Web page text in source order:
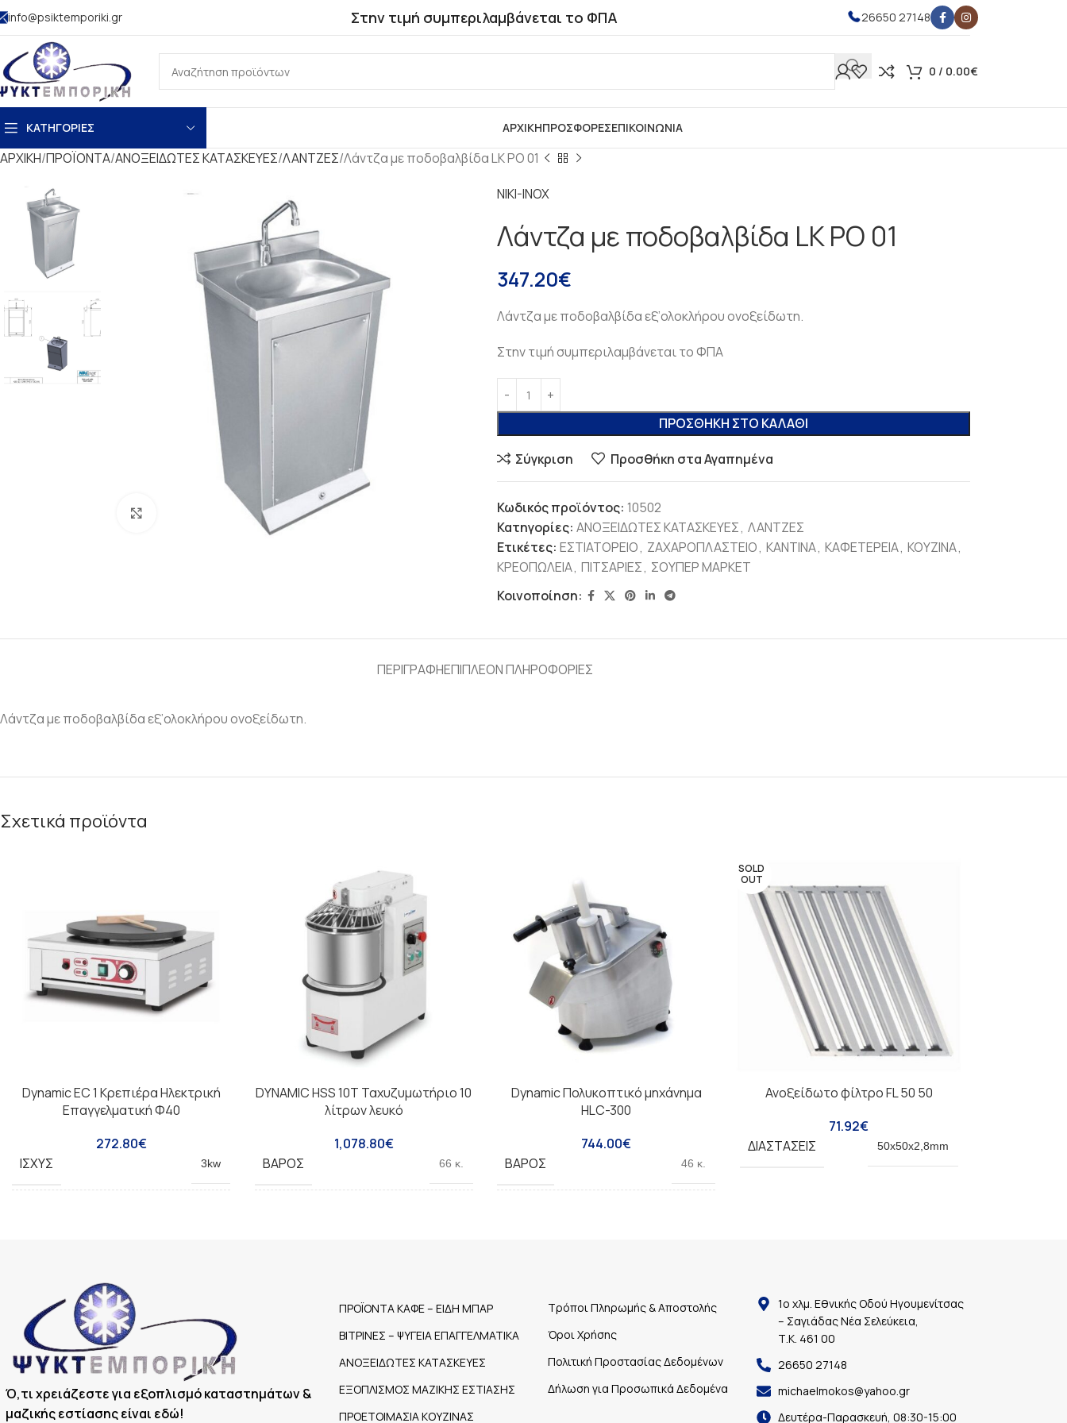
info@psiktemporiki.gr Στην τιμή συμπεριλαμβάνεται το ΦΠΑ 26650 27148
0 / 0.00€
ΚΑΤΗΓΟΡΙΕΣ ΑΡΧΙΚΗΠΡΟΣΦΟΡΕΣΕΠΙΚΟΙΝΩΝΙΑ
ΑΡΧΙΚΗ ΠΡΟΪΟΝΤΑ ΑΝΟΞΕΙΔΩΤΕΣ ΚΑΤΑΣΚΕΥΕΣ ΛΑΝΤΖΕΣ Λάντζα με ποδοβαλβίδα LK PO 01
Κάντε κλικ για μεγέθυνση
NIKI-INOX
Λάντζα με ποδοβαλβίδα LK PO 01
347.20€
Λάντζα με ποδοβαλβίδα εξ’ολοκλήρου ονοξείδωτη.
Στην τιμή συμπεριλαμβάνεται το ΦΠΑ
ΠΡΟΣΘΉΚΗ ΣΤΟ ΚΑΛΆΘΙ
Σύγκριση Προσθήκη στα Αγαπημένα
Κωδικός προϊόντος: 10502
Κατηγορίες: ΑΝΟΞΕΙΔΩΤΕΣ ΚΑΤΑΣΚΕΥΕΣ, ΛΑΝΤΖΕΣ
Ετικέτες: ΕΣΤΙΑΤΟΡΕΙΟ, ΖΑΧΑΡΟΠΛΑΣΤΕΙΟ, ΚΑΝΤΙΝΑ, ΚΑΦΕΤΕΡΕΙΑ, ΚΟΥΖΙΝΑ,
ΚΡΕΟΠΩΛΕΙΑ, ΠΙΤΣΑΡΙΕΣ, ΣΟΥΠΕΡ ΜΑΡΚΕΤ
Κοινοποίηση:
ΠΕΡΙΓΡΑΦΉΕΠΙΠΛΈΟΝ ΠΛΗΡΟΦΟΡΊΕΣ
Λάντζα με ποδοβαλβίδα εξ’ολοκλήρου ονοξείδωτη.
Σχετικά προϊόντα
Dynamic EC 1 Κρεπιέρα Ηλεκτρική
Επαγγελματική Φ40
272.80€
ΙΣΧΎΣ
3kw
DYNAMIC HSS 10T Ταχυζυμωτήριο 10
λίτρων λευκό
1,078.80€
ΒΆΡΟΣ
66 κ.
ΧΩΡΗΤΙΚΌΤΗΤΑ (LT) 10Lt
Στροφές:
Dynamic Πολυκοπτικό μηχάνημα
HLC-300
744.00€
ΒΆΡΟΣ
46 κ.
ΔΙΑΣΤΆΣΕΙΣ
ΣΤΡΟΦΈΣ 600rpm
SOLD
OUT
Ανοξείδωτο φίλτρο FL 50 50
71.92€
ΔΙΑΣΤΆΣΕΙΣ
50x50x2,8mm
Ό,τι χρειάζεστε για εξοπλισμό καταστημάτων &
μαζικής εστίασης είναι εδώ!
ΠΡΟΪΟΝΤΑ ΚΑΦΕ – ΕΙΔΗ ΜΠΑΡ
ΒΙΤΡΙΝΕΣ – ΨΥΓΕΙΑ ΕΠΑΓΓΕΛΜΑΤΙΚΑ
ΑΝΟΞΕΙΔΩΤΕΣ ΚΑΤΑΣΚΕΥΕΣ
ΕΞΟΠΛΙΣΜΟΣ ΜΑΖΙΚΗΣ ΕΣΤΙΑΣΗΣ
ΠΡΟΕΤΟΙΜΑΣΙΑ ΚΟΥΖΙΝΑΣ
Τρόποι Πληρωμής & Αποστολής
Όροι Χρήσης
Πολιτική Προστασίας Δεδομένων
Δήλωση για Προσωπικά Δεδομένα
1ο χλμ. Εθνικής Οδού Ηγουμενίτσας
– Σαγιάδας Νέα Σελεύκεια,
Τ.Κ. 461 00
26650 27148
michaelmokos@yahoo.gr
Δευτέρα-Παρασκευή, 08:30-15:00